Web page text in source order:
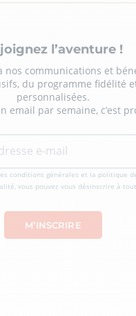
l’aventure !
nos communications et
du programme fidélité
personnalisées.
email par semaine, c’est
conditions générales et la politique
vous pouvez vous désinscrire à tout